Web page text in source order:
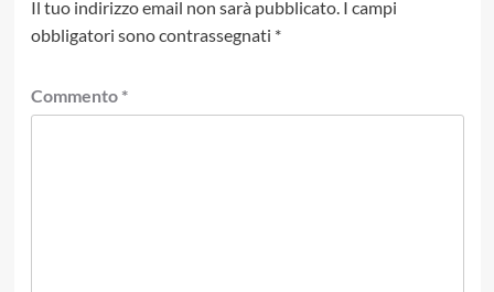
Il tuo indirizzo email non sarà pubblicato. I campi
obbligatori sono contrassegnati *
Commento *